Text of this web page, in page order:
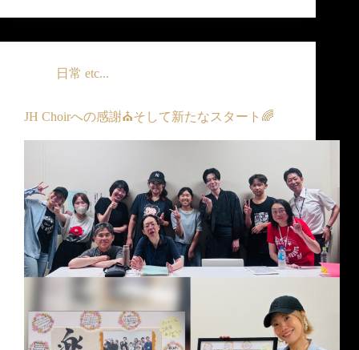
日常 etc...
JH Choirへの感謝⛪️そして新たなスタート🌈